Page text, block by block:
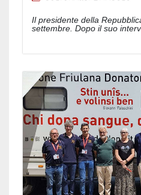
Il presidente della
settembre. Dopo il suo